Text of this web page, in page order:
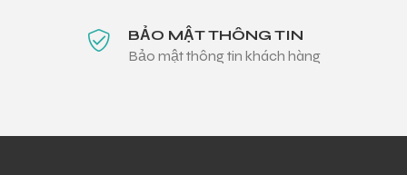
BẢO MẬT THÔNG TIN
Bảo mật thông tin khách hàng